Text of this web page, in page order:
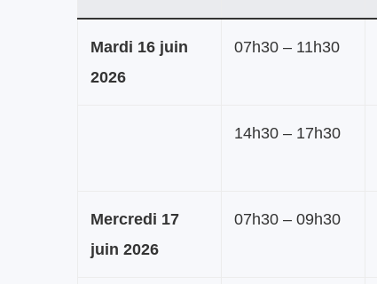
Mardi 16 juin
2026
07h30 – 11h30
14h30 – 17h30
Mercredi 17
juin 2026
07h30 – 09h30